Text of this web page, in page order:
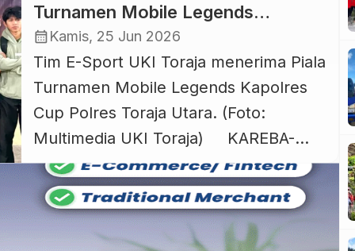
Basketball Tournament kategori
pelajar (KU-19), yang berlangsung di
Lapangan Toddopuli Manunggal, Kota
Watampone, Kabupaten Bone 23-25
Juni 2026. Betapa tidak, dua tim
asuhan Polres Toraja Utara,
Bhayangkara X Zone A […]
Turnamen Mobile Legends
Kapolres Cup Toraja Utara, Siap ke
Kapolda Cup 2026
calendar_monthKamis, 25 Jun 2026
Tim E-Sport UKI Toraja menerima Piala
Turnamen Mobile Legends Kapolres
Cup Polres Toraja Utara. (Foto:
Multimedia UKI Toraja) KAREBA-
TORAJA.COM, RANTEPAO — Unit
Kegiatan Mahasiswa (UKM) E-Sport
UKI Toraja berhasil meraih Juara III
pada Turnamen Mobile Legends: Bang